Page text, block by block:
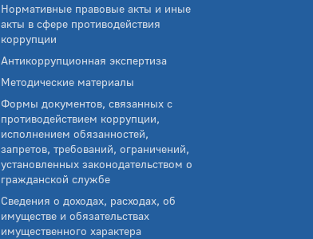
Нормативные правовые акты и иные
акты в сфере противодействия
коррупции
Антикоррупционная экспертиза
Методические материалы
Формы документов, связанных с
противодействием коррупции,
исполнением обязанностей,
запретов, требований, ограничений,
установленных законодательством о
гражданской службе
Сведения о доходах, расходах, об
имуществе и обязательствах
имущественного характера